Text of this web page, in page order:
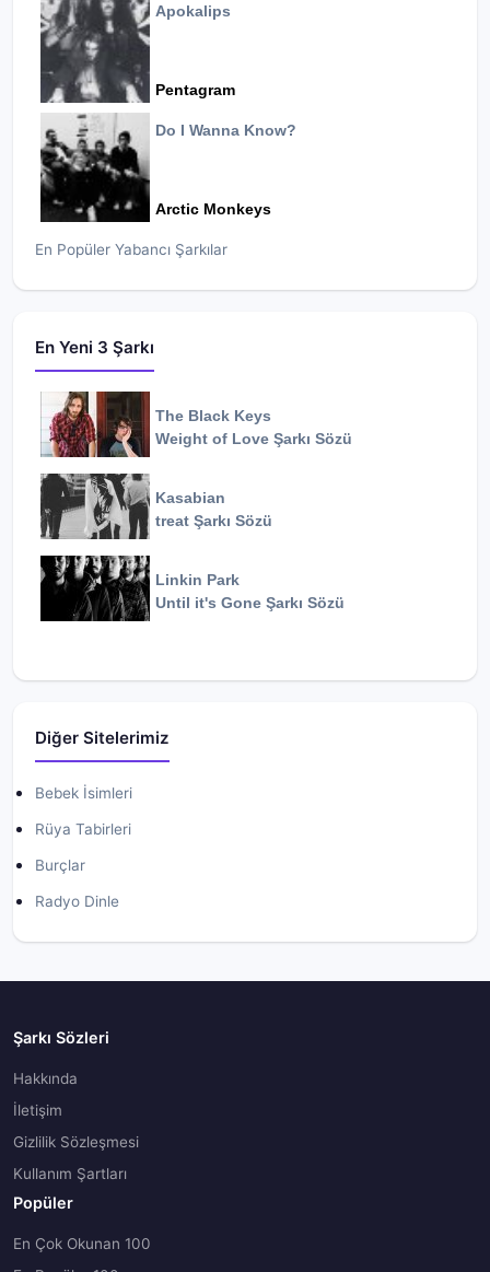
Apokalips
Pentagram
Do I Wanna Know?
Arctic Monkeys
En Popüler Yabancı Şarkılar
En Yeni 3 Şarkı
The Black Keys
Weight of Love Şarkı Sözü
Kasabian
treat Şarkı Sözü
Linkin Park
Until it's Gone Şarkı Sözü
Diğer Sitelerimiz
Bebek İsimleri
Rüya Tabirleri
Burçlar
Radyo Dinle
Şarkı Sözleri
Hakkında
İletişim
Gizlilik Sözleşmesi
Kullanım Şartları
Popüler
En Çok Okunan 100